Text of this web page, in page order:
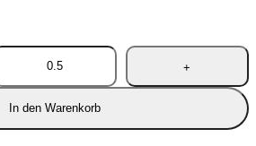
In den Warenkorb